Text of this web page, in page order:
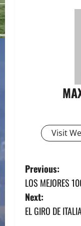
Visit
P
o
s
Previous:
LOS MEJORES
Next:
EL GIRO DE